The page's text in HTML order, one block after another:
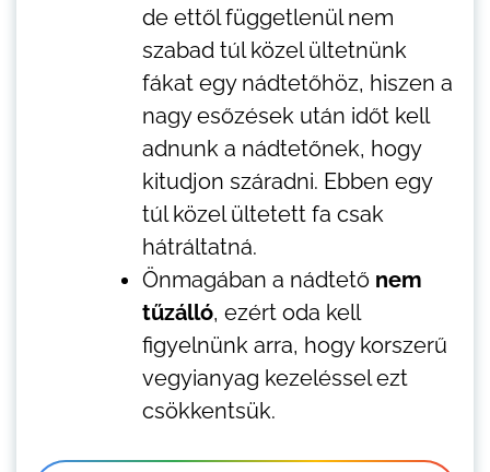
de ettől függetlenül nem
szabad túl közel ültetnünk
fákat egy nádtetőhöz, hiszen a
nagy esőzések után időt kell
adnunk a nádtetőnek, hogy
kitudjon száradni. Ebben egy
túl közel ültetett fa csak
hátráltatná.
Önmagában a nádtető nem
tűzálló, ezért oda kell
figyelnünk arra, hogy korszerű
vegyianyag kezeléssel ezt
csökkentsük.